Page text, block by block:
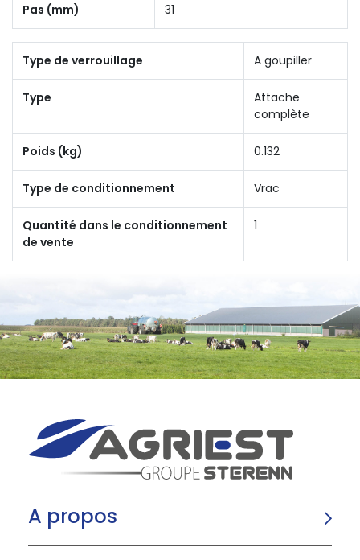
Pas (mm) 31
Type de verrouillage A goupiller
Type
Attache
complète
Poids (kg) 0.132
Type de conditionnement Vrac
Quantité dans le conditionnement
de vente
1
A propos